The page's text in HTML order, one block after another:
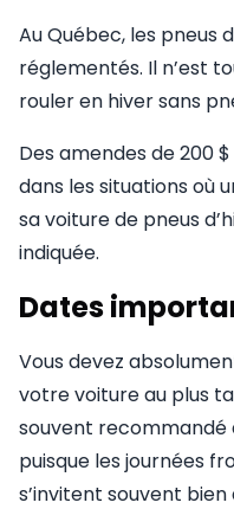
Au Québec, les pneus
réglementés. Il n’est
rouler en hiver sans
Des amendes de 200
dans les situations où
sa voiture de pneus
indiquée.
Dates
Vous devez
votre voiture au plus
souvent recommandé
puisque les journées
s’invitent souvent